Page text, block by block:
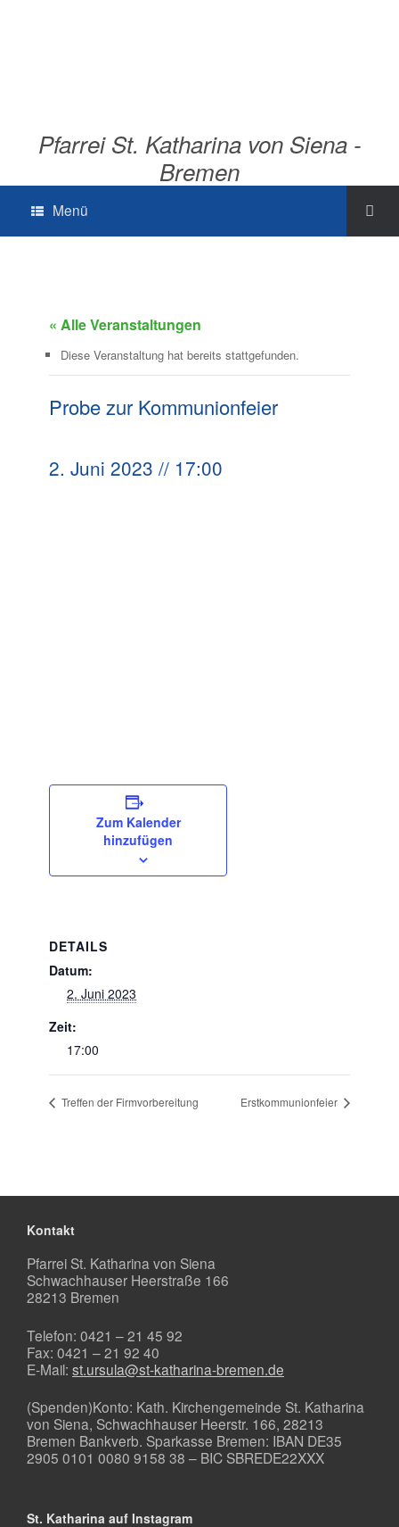
Pfarrei St. Katharina von Siena -
Bremen
Menü
« Alle Veranstaltungen
Diese Veranstaltung hat bereits stattgefunden.
Probe zur Kommunionfeier
2. Juni 2023 // 17:00
Zum Kalender
hinzufügen
DETAILS
Datum:
2. Juni 2023
Zeit:
17:00
Treffen der Firmvorbereitung Erstkommunionfeier
Kontakt
Pfarrei St. Katharina von Siena
Schwachhauser Heerstraße 166
28213 Bremen
Telefon: 0421 – 21 45 92
Fax: 0421 – 21 92 40
E-Mail: st.ursula@st-katharina-bremen.de
(Spenden)Konto: Kath. Kirchengemeinde St. Katharina
von Siena, Schwachhauser Heerstr. 166, 28213
Bremen Bankverb. Sparkasse Bremen: IBAN DE35
2905 0101 0080 9158 38 – BIC SBREDE22XXX
St. Katharina auf Instagram